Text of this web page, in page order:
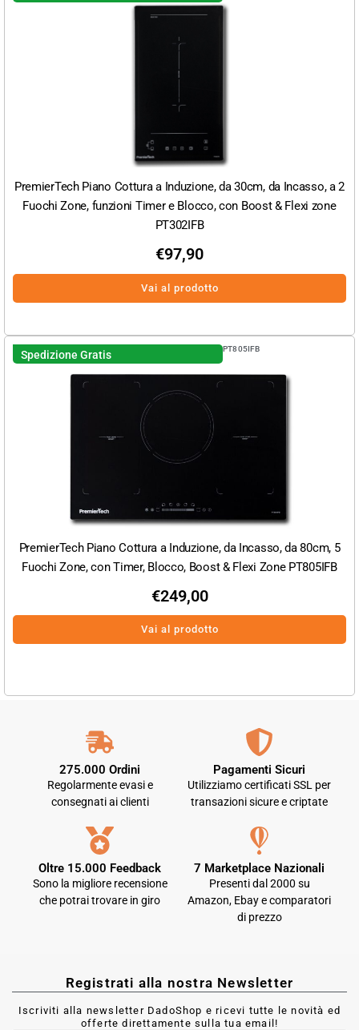
PremierTech Piano Cottura a Induzione, da 30cm, da Incasso, a 2
Fuochi Zone, funzioni Timer e Blocco, con Boost & Flexi zone
PT302IFB
€97,90
Vai al prodotto
Spedizione Gratis PT805IFB
PremierTech Piano Cottura a Induzione, da Incasso, da 80cm, 5
Fuochi Zone, con Timer, Blocco, Boost & Flexi Zone PT805IFB
€249,00
Vai al prodotto
275.000 Ordini
Regolarmente evasi e
consegnati ai clienti
Pagamenti Sicuri
Utilizziamo certificati SSL per
transazioni sicure e criptate
Oltre 15.000 Feedback
Sono la migliore recensione
che potrai trovare in giro
7 Marketplace Nazionali
Presenti dal 2000 su
Amazon, Ebay e comparatori
di prezzo
Registrati alla nostra Newsletter
Iscriviti alla newsletter DadoShop e ricevi tutte le novità ed
offerte direttamente sulla tua email!